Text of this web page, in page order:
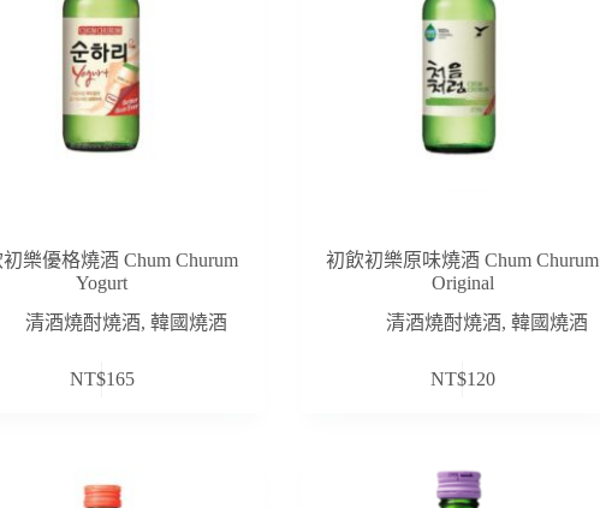
樂優格燒酒 Chum Churum
Yogurt
清酒燒酎燒酒, 韓國燒酒
NT$165
初飲初樂原味燒酒 Chum Churum
Original
清酒燒酎燒酒, 韓國燒酒
NT$120